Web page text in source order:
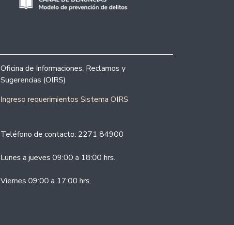
Oficina de Informaciones, Reclamos y
Sugerencias (OIRS)
Ingreso requerimientos Sistema OIRS
Teléfono de contacto: 2271 84900
Lunes a jueves 09:00 a 18:00 hrs.
Viernes 09:00 a 17:00 hrs.